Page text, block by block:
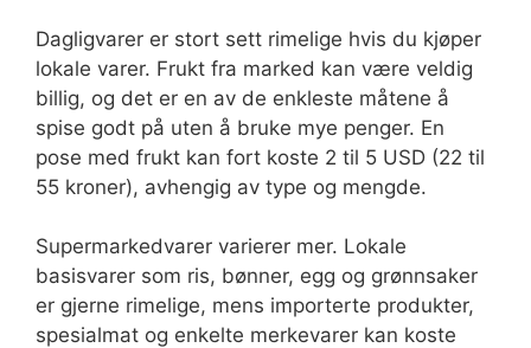
Dagligvarer er stort sett rimelige hvis du kjøper
lokale varer. Frukt fra marked kan være veldig
billig, og det er en av de enkleste måtene å
spise godt på uten å bruke mye penger. En
pose med frukt kan fort koste 2 til 5 USD (22 til
55 kroner), avhengig av type og mengde.
Supermarkedvarer varierer mer. Lokale
basisvarer som ris, bønner, egg og grønnsaker
er gjerne rimelige, mens importerte produkter,
spesialmat og enkelte merkevarer kan koste